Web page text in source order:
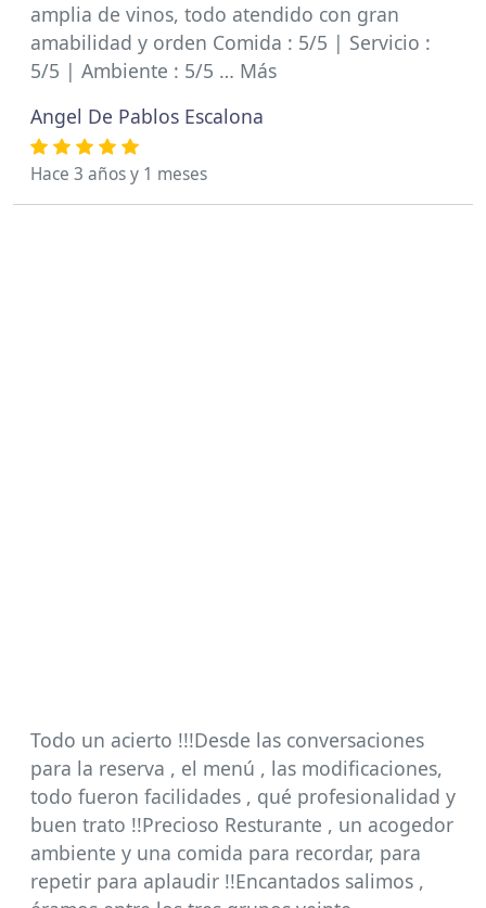
amplia de vinos, todo atendido con gran
amabilidad y orden Comida : 5/5 | Servicio :
5/5 | Ambiente : 5/5 … Más
Angel De Pablos Escalona
Hace 3 años y 1 meses
Todo un acierto !!!Desde las conversaciones
para la reserva , el menú , las modificaciones,
todo fueron facilidades , qué profesionalidad y
buen trato !!Precioso Resturante , un acogedor
ambiente y una comida para recordar, para
repetir para aplaudir !!Encantados salimos ,